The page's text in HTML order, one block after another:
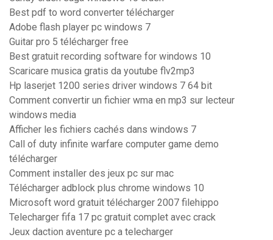
Best pdf to word converter télécharger
Adobe flash player pc windows 7
Guitar pro 5 télécharger free
Best gratuit recording software for windows 10
Scaricare musica gratis da youtube flv2mp3
Hp laserjet 1200 series driver windows 7 64 bit
Comment convertir un fichier wma en mp3 sur lecteur
windows media
Afficher les fichiers cachés dans windows 7
Call of duty infinite warfare computer game demo
télécharger
Comment installer des jeux pc sur mac
Télécharger adblock plus chrome windows 10
Microsoft word gratuit télécharger 2007 filehippo
Telecharger fifa 17 pc gratuit complet avec crack
Jeux daction aventure pc a telecharger